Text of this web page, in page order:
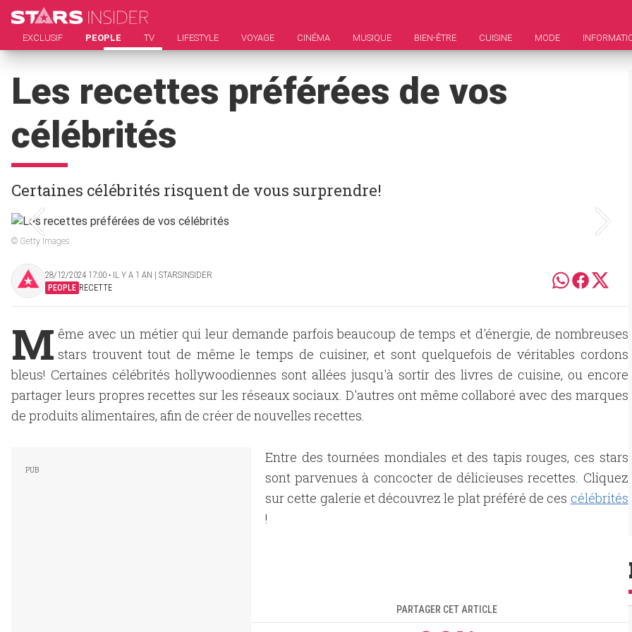
EXCLUSIF PEOPLE TV LIFESTYLE VOYAGE CINÉMA MUSIQUE BIEN-ÊTRE CUISINE MODE
Les recettes préférées de vos
célébrités
Certaines célébrités risquent de vous surprendre!
© Getty Images
28/12/2024 17:00 ‧ IL Y A 1 AN | STARSINSIDER
PEOPLE RECETTE
M ême avec un métier qui leur demande parfois beaucoup de temps et d'énergie, de nombreuses
stars trouvent tout de même le temps de cuisiner, et sont quelquefois de véritables cordons
bleus! Certaines célébrités hollywoodiennes sont allées jusqu'à sortir des livres de cuisine, ou encore
partager leurs propres recettes sur les réseaux sociaux. D'autres ont même collaboré avec des marques
de produits alimentaires, afin de créer de nouvelles recettes.
Entre des tournées mondiales et des tapis rouges, ces stars
sont parvenues à concocter de délicieuses recettes. Cliquez
sur cette galerie et découvrez le plat préféré de ces célébrités
!
PARTAGER CET ARTICLE